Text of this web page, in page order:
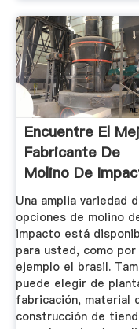
Encuentre El
Fabricante De
Molino De
Y ...
Una amplia variedad
opciones de molino
impacto está
para usted, como por
ejemplo el brasil.
puede elegir de
fabricación, material
construcción de